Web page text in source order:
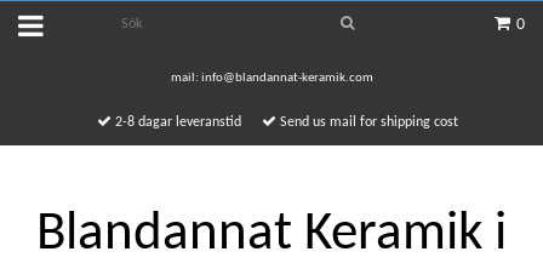
0
mail: info@blandannat-keramik.com
2-8 dagar leveranstid Send us mail for shipping cost
Blandannat Keramik i